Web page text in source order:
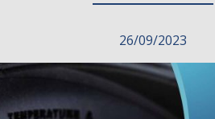
26/09/2023